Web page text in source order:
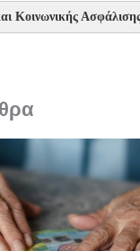
Κοινωνικής